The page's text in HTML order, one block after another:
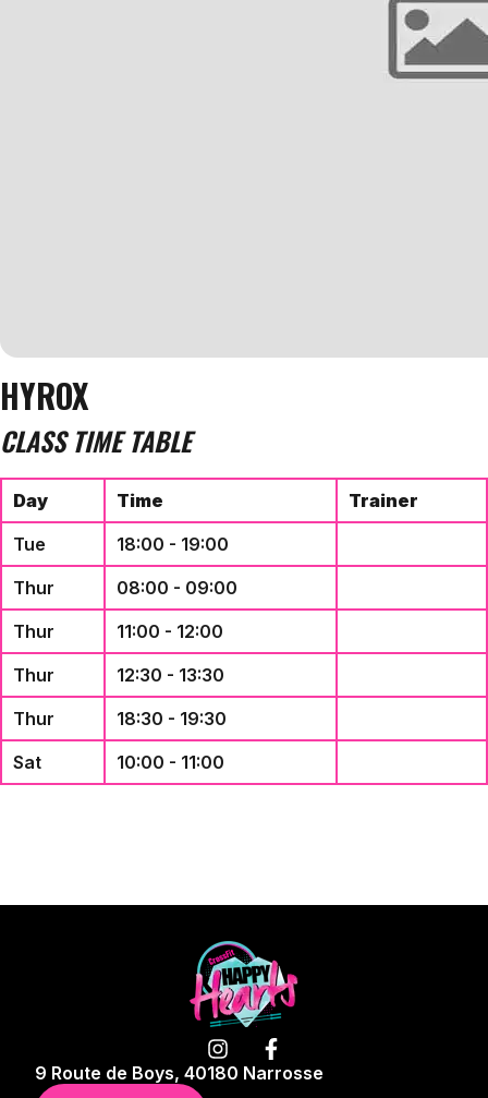
HYROX
CLASS TIME TABLE
Day Time
Trainer
Tue
18:00 - 19:00
Thur
08:00 - 09:00
Thur
11:00 - 12:00
Thur
12:30 - 13:30
Thur
18:30 - 19:30
Sat
10:00 - 11:00
9 Route de Boys, 40180 Narrosse